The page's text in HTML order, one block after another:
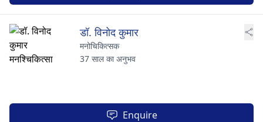
डॉ. विनोद कुमार
मनोचिकित्सक
37 साल का अनुभव
Enquire